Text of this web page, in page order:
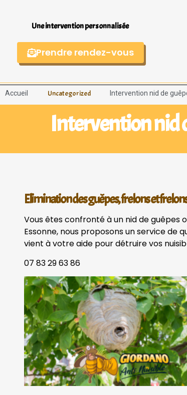
Une intervention personnalisée
Prendre rendez-vous
Accueil Uncategorized Intervention nid de
Intervention nid
Elimination des guêpes, frelons et
Vous êtes confronté à un nid de guêpes
Essonne, nous proposons un service de
vient à votre aide pour détruire vos
07 83 29 63 86